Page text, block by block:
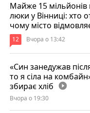
Майже 15 мільйонів
люки у Вінниці: хто
чому місто
12 Вчора о 13:42
«Син занедужав
то я сіла на
збирає хліб play_circle_filled
Вчора о 19:30